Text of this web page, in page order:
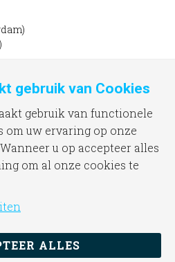
gebruik van Cookies
gebruik van functionele
om uw ervaring op onze
u op accepteer alles
om al onze cookies te
ALLES